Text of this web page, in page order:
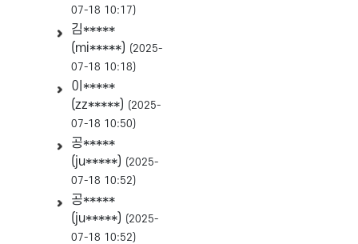
07-18 10:17)
김*****
(mi*****) (2025-
07-18 10:18)
이*****
(zz*****) (2025-
07-18 10:50)
공*****
(ju*****) (2025-
07-18 10:52)
공*****
(ju*****) (2025-
07-18 10:52)